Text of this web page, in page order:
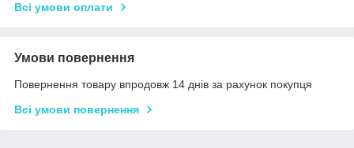
Всі умови оплати
Умови повернення
Повернення товару впродовж 14 днів за рахунок покупця
Всі умови повернення